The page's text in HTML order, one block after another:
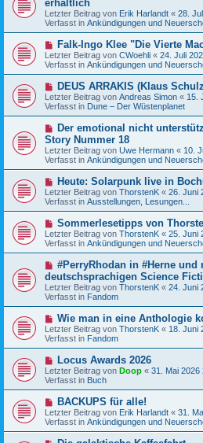
e
i
t
r
a
g
u
e
r
B
i
t
r
a
g
erhältlich
Letzter Beitrag von Erik Harlandt « 28.
Verfasst in Ankündigungen und
N
e
u
e
B
e
i
t
a
g
Falk-Ingo Klee "Die Vierte
Letzter Beitrag von CWoehli « 24. Juli
Verfasst in Ankündigungen und
N
e
u
e
B
e
i
t
r
a
g
DEUS ARRAKIS (Klaus
Letzter Beitrag von Andreas Simon « 15.
Verfasst in Dune – Der Wüstenplanet
N
e
u
e
r
B
i
t
r
a
g
Der emotional nicht
Story Nummer 18
Letzter Beitrag von Uwe Hermann « 10.
Verfasst in Ankündigungen und
N
e
u
e
B
e
i
t
a
g
Heute: Solarpunk live in
Letzter Beitrag von ThorstenK « 26. Juni
Verfasst in Ausstellungen, Lesungen...
N
e
u
e
B
e
i
t
r
a
g
Sommerlesetipps von
Letzter Beitrag von ThorstenK « 25. Juni
Verfasst in Ankündigungen und
N
u
e
r
B
e
i
t
r
a
g
#PerryRhodan in #Herne
deutschsprachigen Science
Letzter Beitrag von ThorstenK « 24. Juni
Verfasst in Fandom
N
e
u
e
B
e
i
t
a
g
Wie man in eine Anthologie
Letzter Beitrag von ThorstenK « 18. Juni
Verfasst in Fandom
N
e
u
e
B
e
i
t
Locus Awards 2026
Letzter Beitrag von Doop « 31. Mai 2026
Verfasst in Buch
N
e
u
e
BACKUPS für alle!
Letzter Beitrag von Erik Harlandt « 31.
Verfasst in Ankündigungen und
N